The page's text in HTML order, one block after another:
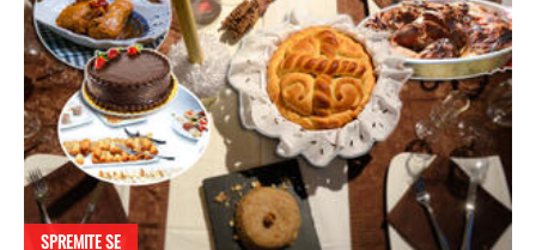
Copyright © Espreso.co.rs 2026. Sva prava zadržana. Mondo inc.